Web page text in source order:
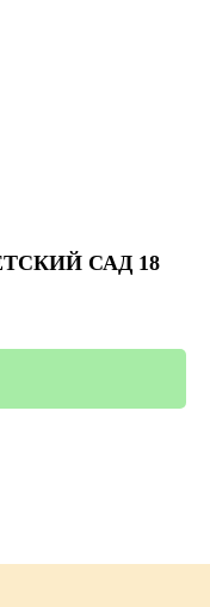
САД 18